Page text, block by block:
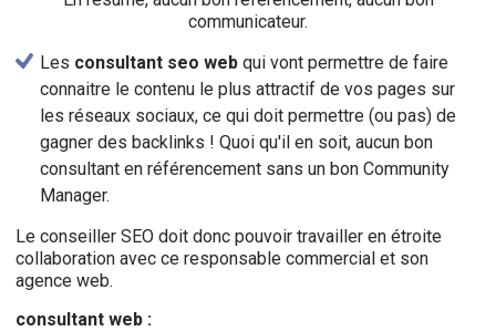
communicateur.
Les consultant seo webqui vont permettre de faire
connaitre le contenu le plus attractif de vos pages sur
les réseaux sociaux, ce qui doit permettre (ou pas) de
gagner des backlinks ! Quoi qu'il en soit, aucun bon
consultant en référencement sans un bon Community
Manager.
Le conseiller SEO doit donc pouvoir travailler en étroite
collaboration avec ce responsable commercial et son
agence web.
consultant web :